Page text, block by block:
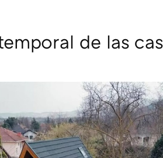
de las